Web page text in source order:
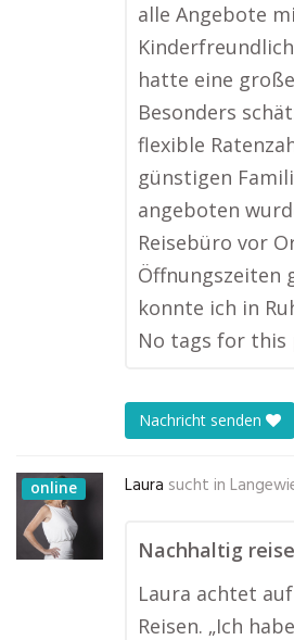
alle Angebote
hatte eine
Besonders
flexible
günstigen
angeboten
Reisebüro vor
Öffnungszeiten
konnte ich in
No tags for this
Nachricht senden
online Laura sucht in
Nachhaltig
Laura achtet
Reisen. „Ich